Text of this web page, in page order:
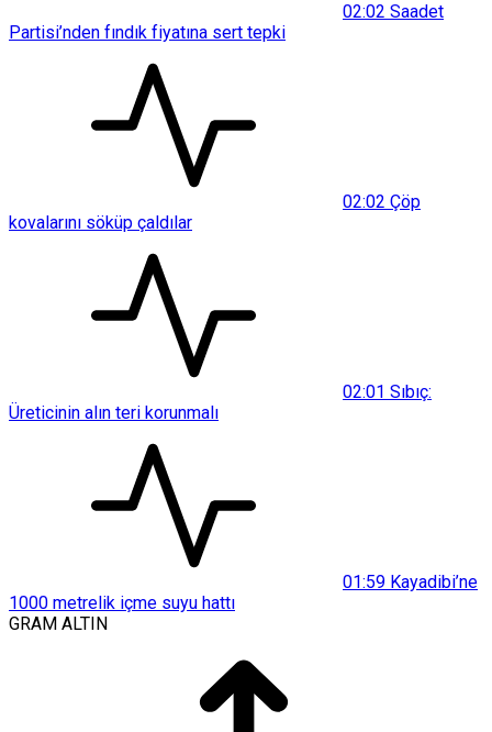
02:02 Saadet
Partisi’nden fındık fiyatına sert tepki
02:02 Çöp
kovalarını söküp çaldılar
02:01 Sıbıç:
Üreticinin alın teri korunmalı
01:59 Kayadibi’ne
1000 metrelik içme suyu hattı
GRAM ALTIN